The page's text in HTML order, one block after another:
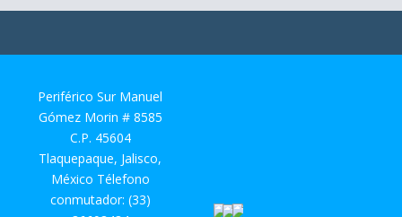
Periférico Sur Manuel
Gómez Morin # 8585
C.P. 45604
Tlaquepaque, Jalisco,
México Télefono
conmutador: (33)